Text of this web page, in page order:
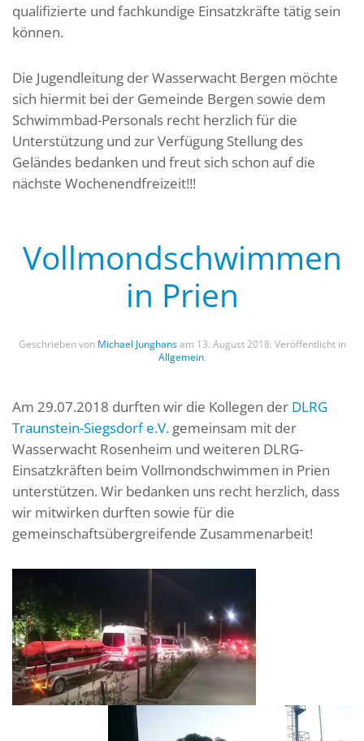
qualifizierte und fachkundige Einsatzkräfte tätig sein
können.
Die Jugendleitung der Wasserwacht Bergen möchte
sich hiermit bei der Gemeinde Bergen sowie dem
Schwimmbad-Personals recht herzlich für die
Unterstützung und zur Verfügung Stellung des
Geländes bedanken und freut sich schon auf die
nächste Wochenendfreizeit!!!
Vollmondschwimmen
in Prien
Geschrieben von Michael Junghansam 13. August 2018. Veröffentlicht in
Allgemein.
Am 29.07.2018 durften wir die Kollegen der DLRG
Traunstein-Siegsdorf e.V. gemeinsam mit der
Wasserwacht Rosenheim und weiteren DLRG-
Einsatzkräften beim Vollmondschwimmen in Prien
unterstützen. Wir bedanken uns recht herzlich, dass
wir mitwirken durften sowie für die
gemeinschaftsübergreifende Zusammenarbeit!